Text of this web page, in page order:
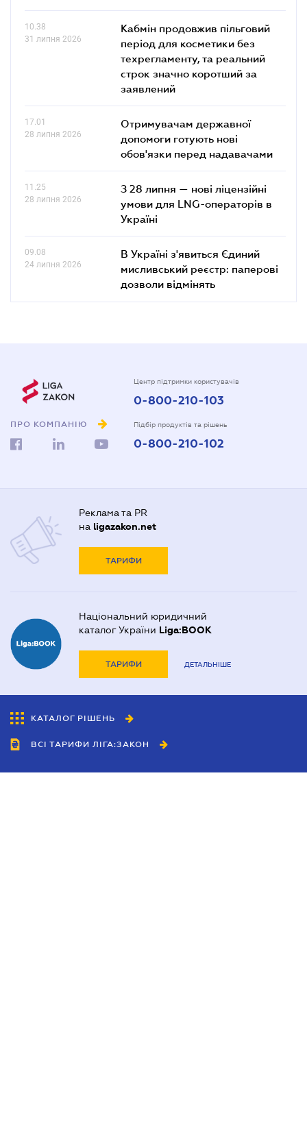
10.38
31 липня 2026
Кабмін продовжив пільговий
період для косметики без
техрегламенту, та реальний
строк значно коротший за
заявлений
17.01
28 липня 2026
Отримувачам державної
допомоги готують нові
обов'язки перед надавачами
11.25
28 липня 2026
З 28 липня — нові ліцензійні
умови для LNG-операторів в
Україні
09.08
24 липня 2026
В Україні з'явиться Єдиний
мисливський реєстр: паперові
дозволи відмінять
ПРО КОМПАНІЮ
Центр підтримки користувачів
0-800-210-103
Підбір продуктів та рішень
0-800-210-102
Реклама та PR
на ligazakon.net
ТАРИФИ
Національний юридичний
каталог України Liga:BOOK
ТАРИФИ ДЕТАЛЬНІШЕ
КАТАЛОГ РІШЕНЬ
ВСІ ТАРИФИ ЛІГА:ЗАКОН